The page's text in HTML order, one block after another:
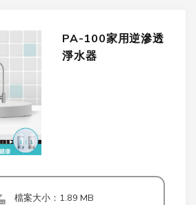
PA-100家用逆滲透
淨水器
檔案大小：1.89 MB